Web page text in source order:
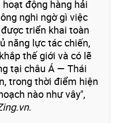
động hàng hải
nghi ngờ gì việc
triển khai toàn
năng lực tác chiến,
thế giới và có lẽ
tại châu Á — Thái
trong thời điểm hiện
nào như vây",
.